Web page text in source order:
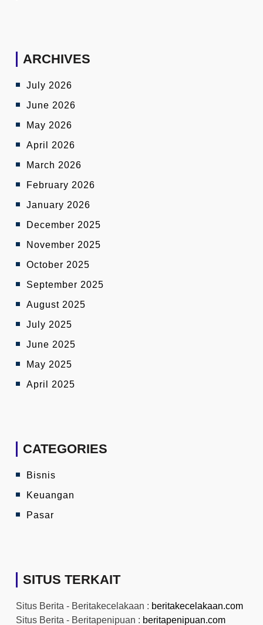
ARCHIVES
July 2026
June 2026
May 2026
April 2026
March 2026
February 2026
January 2026
December 2025
November 2025
October 2025
September 2025
August 2025
July 2025
June 2025
May 2025
April 2025
CATEGORIES
Bisnis
Keuangan
Pasar
SITUS TERKAIT
Situs Berita - Beritakecelakaan : beritakecelakaan.com
Situs Berita - Beritapenipuan : beritapenipuan.com